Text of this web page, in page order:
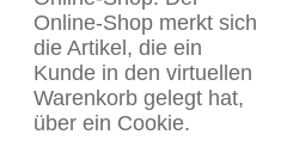
Online-Shop merkt sich
die Artikel, die ein
Kunde in den virtuellen
Warenkorb gelegt hat,
über ein Cookie.